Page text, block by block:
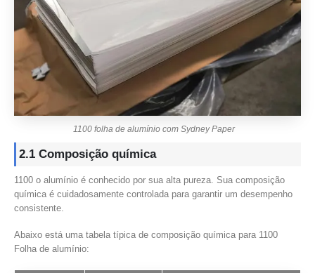
1100 folha de alumínio com Sydney Paper
2.1 Composição química
1100 o alumínio é conhecido por sua alta pureza. Sua composição
química é cuidadosamente controlada para garantir um desempenho
consistente.
Abaixo está uma tabela típica de composição química para 1100
Folha de alumínio: